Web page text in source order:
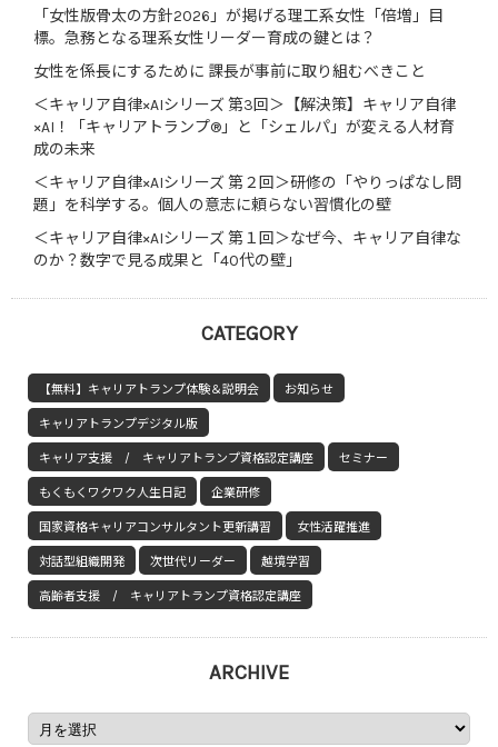
「女性版骨太の方針2026」が掲げる理工系女性「倍増」目
標。急務となる理系女性リーダー育成の鍵とは？
女性を係長にするために 課長が事前に取り組むべきこと
＜キャリア自律×AIシリーズ 第3回＞【解決策】キャリア自律
×AI！「キャリアトランプ®」と「シェルパ」が変える人材育
成の未来
＜キャリア自律×AIシリーズ 第２回＞研修の「やりっぱなし問
題」を科学する。個人の意志に頼らない習慣化の壁
＜キャリア自律×AIシリーズ 第１回＞なぜ今、キャリア自律な
のか？数字で見る成果と「40代の壁」
CATEGORY
【無料】キャリアトランプ体験＆説明会 お知らせ
キャリアトランプデジタル版
キャリア支援 / キャリアトランプ資格認定講座 セミナー
もくもくワクワク人生日記 企業研修
国家資格キャリアコンサルタント更新講習 女性活躍推進
対話型組織開発 次世代リーダー 越境学習
高齢者支援 / キャリアトランプ資格認定講座
ARCHIVE